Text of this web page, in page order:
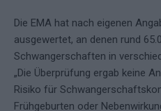
Die EMA hat nach eigenen
ausgewertet, an denen rund
Schwangerschaften in
„Die Überprüfung ergab keine
Risiko für
Frühgeburten oder